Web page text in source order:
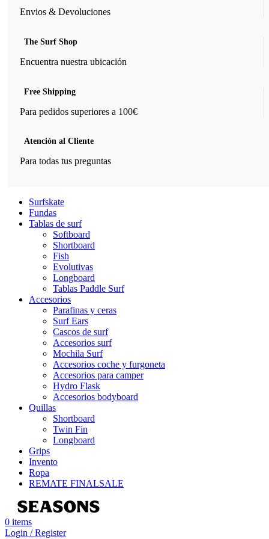
Envios & Devoluciones
The Surf Shop
Encuentra nuestra ubicación
Free Shipping
Para pedidos superiores a 100€
Atención al Cliente
Para todas tus preguntas
Surfskate
Fundas
Tablas de surf
Softboard
Shortboard
Fish
Evolutivas
Longboard
Tablas Paddle Surf
Accesorios
Parafinas y ceras
Surf Ears
Cascos de surf
Accesorios surf
Mochila Surf
Accesorios coche y furgoneta
Accesorios para camper
Hydro Flask
Accesorios bodyboard
Quillas
Shortboard
Twin Fin
Longboard
Grips
Invento
Ropa
REMATE FINALSALE
0 items
Login / Register